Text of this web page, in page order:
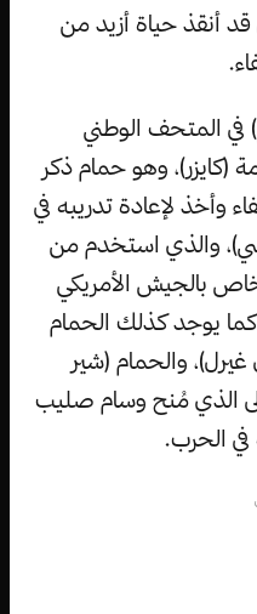
أنقذ حياة أزيد من
المتحف الوطني
(كايزر)، وهو حمام ذكر
وأخذ لإعادة تدريبه في
والذي استخدم من
بالجيش الأمريكي
كما يوجد كذلك الحمام
غيرل)، والحمام (شير
الذي مُنح وسام صليب
في الحرب.